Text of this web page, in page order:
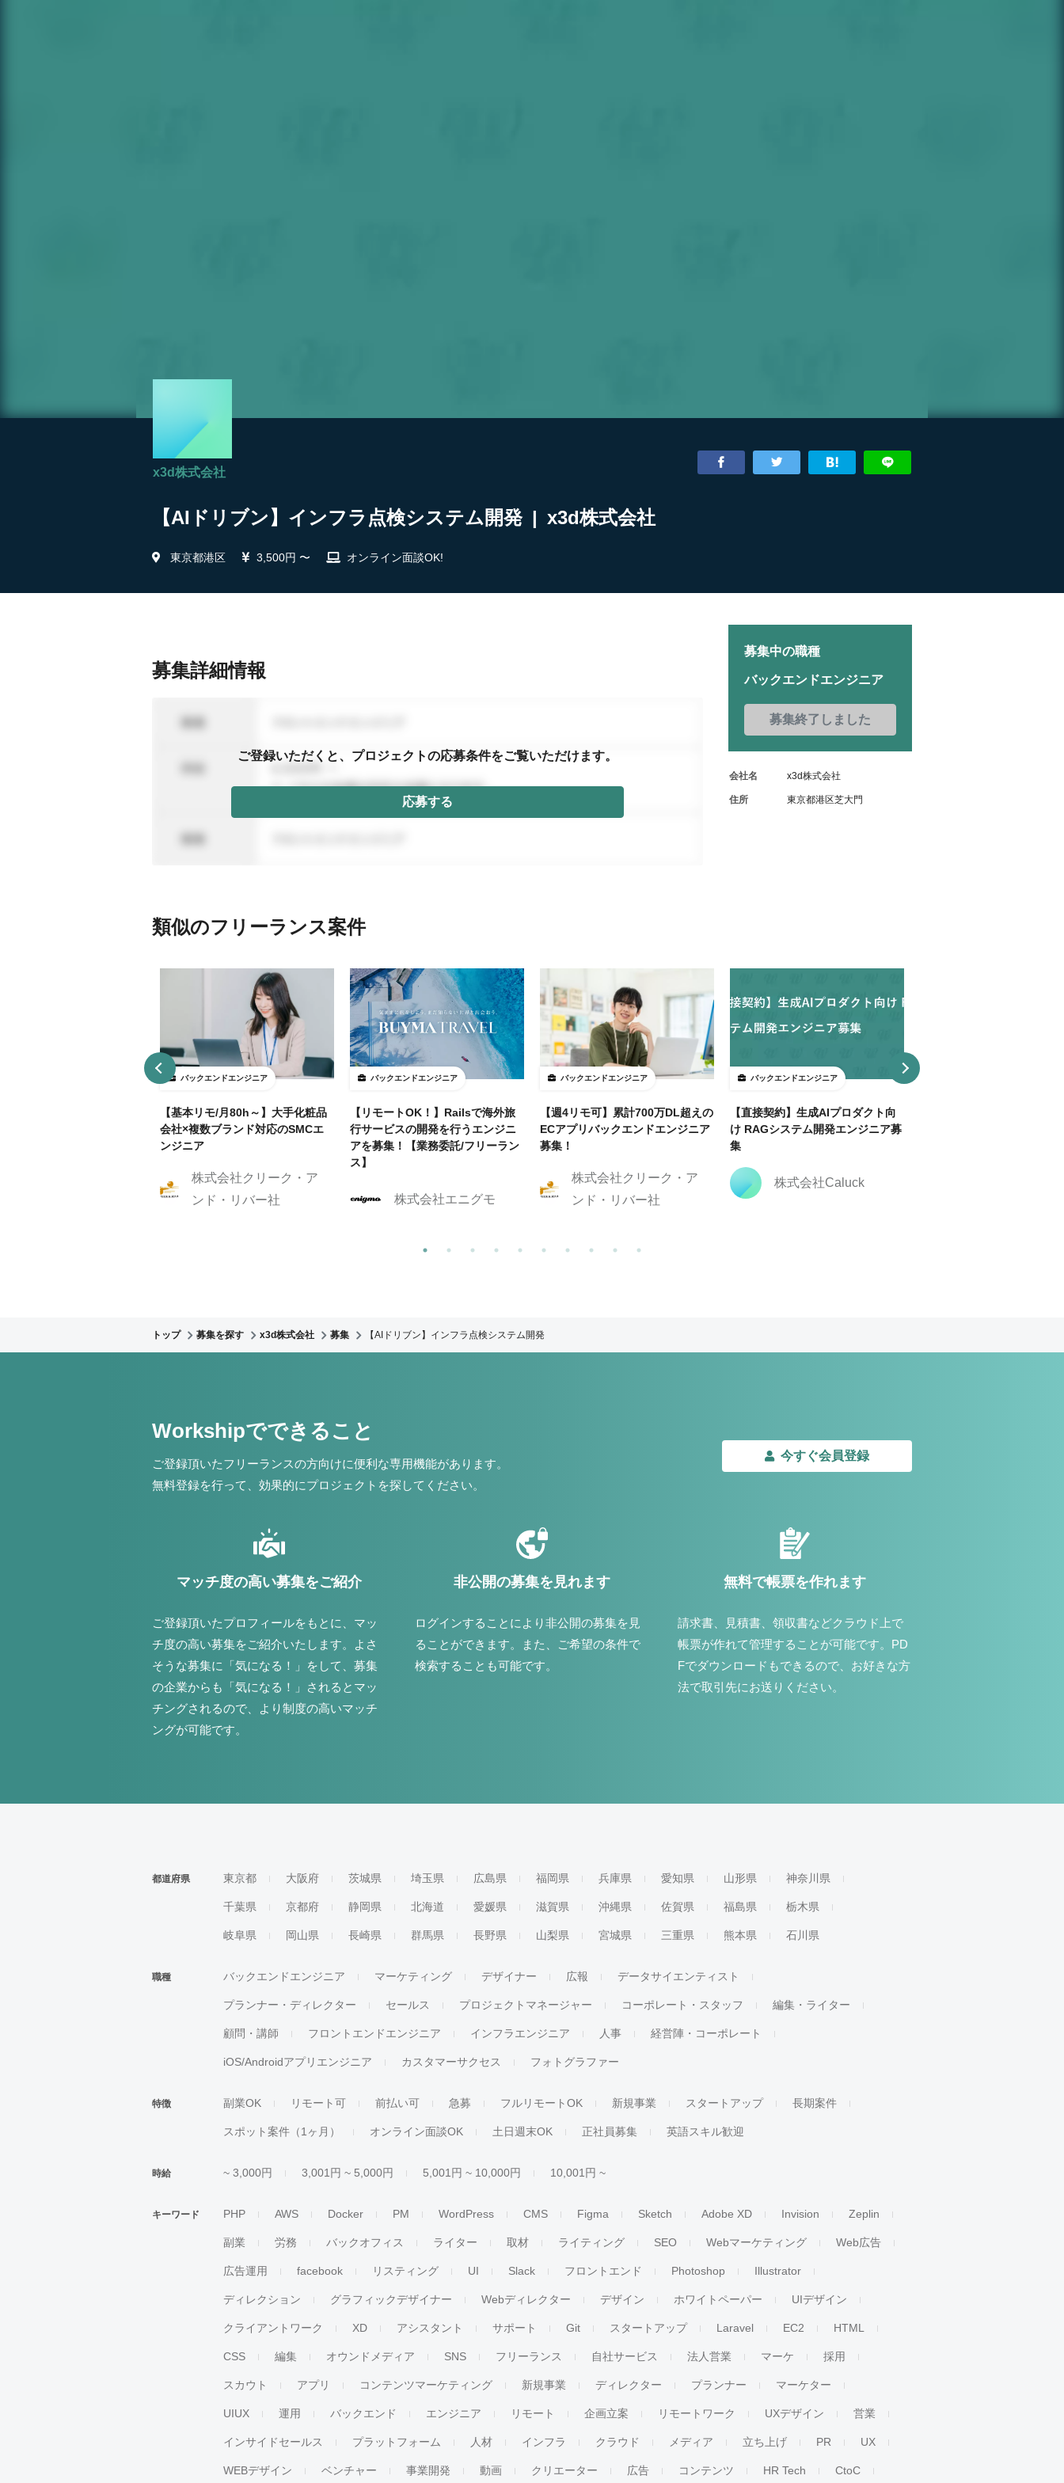
x3d株式会社
【AIドリブン】インフラ点検システム開発 | x3d株式会社
東京都港区 3,500円 〜 オンライン面談OK!
募集詳細情報
ご登録いただくと、プロジェクトの応募条件をご覧いただけます。
応募する
募集中の職種
バックエンドエンジニア
募集終了しました
会社名 x3d株式会社
住所 東京都港区芝大門
類似のフリーランス案件
バックエンドエンジニア
【基本リモ/月80h～】大手化粧品
会社×複数ブランド対応のSMCエ
ンジニア
株式会社クリーク・ア
ンド・リバー社
バックエンドエンジニア
【リモートOK！】Railsで海外旅
行サービスの開発を行うエンジニ
アを募集！【業務委託/フリーラン
ス】
株式会社エニグモ
バックエンドエンジニア
【週4リモ可】累計700万DL超えの
ECアプリバックエンドエンジニア
募集！
株式会社クリーク・ア
ンド・リバー社
バックエンドエンジニア
【直接契約】生成AIプロダクト向
け RAGシステム開発エンジニア募
集
株式会社Caluck
トップ 募集を探す x3d株式会社 募集 【AIドリブン】インフラ点検システム開発
Workshipでできること
ご登録頂いたフリーランスの方向けに便利な専用機能があります。
無料登録を行って、効果的にプロジェクトを探してください。
今すぐ会員登録
マッチ度の高い募集をご紹介
ご登録頂いたプロフィールをもとに、マッ
チ度の高い募集をご紹介いたします。よさ
そうな募集に「気になる！」をして、募集
の企業からも「気になる！」されるとマッ
チングされるので、より制度の高いマッチ
ングが可能です。
非公開の募集を見れます
ログインすることにより非公開の募集を見
ることができます。また、ご希望の条件で
検索することも可能です。
無料で帳票を作れます
請求書、見積書、領収書などクラウド上で
帳票が作れて管理することが可能です。PD
Fでダウンロードもできるので、お好きな方
法で取引先にお送りください。
都道府県 東京都 大阪府 茨城県 埼玉県 広島県 福岡県 兵庫県 愛知県 山形県 神奈川県
千葉県 京都府 静岡県 北海道 愛媛県 滋賀県 沖縄県 佐賀県 福島県 栃木県
岐阜県 岡山県 長崎県 群馬県 長野県 山梨県 宮城県 三重県 熊本県 石川県
職種 バックエンドエンジニア マーケティング デザイナー 広報 データサイエンティスト
プランナー・ディレクター セールス プロジェクトマネージャー コーポレート・スタッフ 編集・ライター
顧問・講師 フロントエンドエンジニア インフラエンジニア 人事 経営陣・コーポレート
iOS/Androidアプリエンジニア カスタマーサクセス フォトグラファー
特徴 副業OK リモート可 前払い可 急募 フルリモートOK 新規事業 スタートアップ 長期案件
スポット案件（1ヶ月） オンライン面談OK 土日週末OK 正社員募集 英語スキル歓迎
時給 ~ 3,000円 3,001円 ~ 5,000円 5,001円 ~ 10,000円 10,001円 ~
キーワード PHP AWS Docker PM WordPress CMS Figma Sketch Adobe XD Invision Zeplin
副業 労務 バックオフィス ライター 取材 ライティング SEO Webマーケティング Web広告
広告運用 facebook リスティング UI Slack フロントエンド Photoshop Illustrator
ディレクション グラフィックデザイナー Webディレクター デザイン ホワイトペーパー UIデザイン
クライアントワーク XD アシスタント サポート Git スタートアップ Laravel EC2 HTML
CSS 編集 オウンドメディア SNS フリーランス 自社サービス 法人営業 マーケ 採用
スカウト アプリ コンテンツマーケティング 新規事業 ディレクター プランナー マーケター
UIUX 運用 バックエンド エンジニア リモート 企画立案 リモートワーク UXデザイン 営業
インサイドセールス プラットフォーム 人材 インフラ クラウド メディア 立ち上げ PR UX
WEBデザイン ベンチャー 事業開発 動画 クリエーター 広告 コンテンツ HR Tech CtoC